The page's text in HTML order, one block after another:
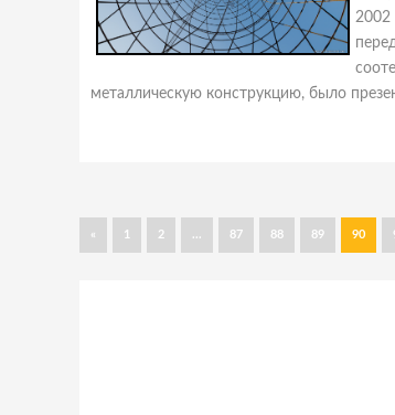
металлическую конструкцию, было
« 1 2 ... 87 88 89 90